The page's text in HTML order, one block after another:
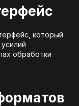
который
обработки